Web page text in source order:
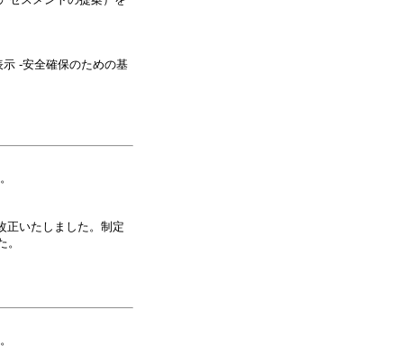
示 -安全確保のための基
正いたしました。制定